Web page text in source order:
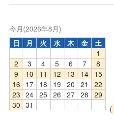
今月(2026年8月)
日
月 火 水 木 金
土
1
2
3 4 5 6 7
8
9
10 11 12 13 14
15
16
17 18 19 20 21
22
23
24 25 26 27 28
29
30
31
(